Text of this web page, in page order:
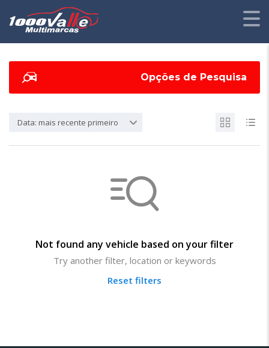
Opções de Pesquisa
Data: mais recente primeiro
Not found any vehicle based on your filter
Try another filter, location or keywords
Reset filters